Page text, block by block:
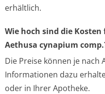
erhältlich.
Wie hoch sind die Kosten
Aethusa cynapium
Die Preise können je nach
Informationen dazu
oder in Ihrer Apotheke.